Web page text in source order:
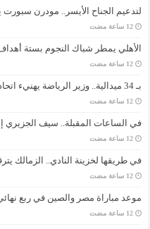
لتدعيم الجناح الأيسر.. مودرن
‏12 ساعة مضت
الأهلي يمطر شباك النجوم بستة
‏12 ساعة مضت
بـ 34 ميدالية.. وزير الرياضة يهنيء اتحاد الشطرنج بتصدر البطولة العربية
‏12 ساعة مضت
في الساعات المقبلة.. سيف الجزيري
‏12 ساعة مضت
في طريقها لخزينة النادي.. الزمالك
‏12 ساعة مضت
موعد مباراة مصر والصين في ربع
‏12 ساعة مضت